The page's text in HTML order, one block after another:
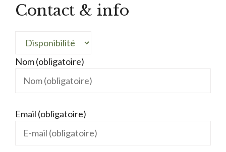
Contact & info
Nom (obligatoire)
Email (obligatoire)